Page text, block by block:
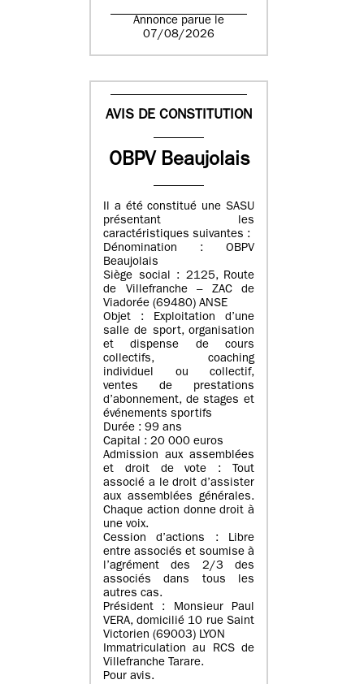
Annonce parue le
07/08/2026
AVIS DE CONSTITUTION
OBPV Beaujolais
Il a été constitué une SASU
présentant les
caractéristiques suivantes :
Dénomination : OBPV
Beaujolais
Siège social : 2125, Route
de Villefranche – ZAC de
Viadorée (69480) ANSE
Objet : Exploitation d’une
salle de sport, organisation
et dispense de cours
collectifs, coaching
individuel ou collectif,
ventes de prestations
d’abonnement, de stages et
événements sportifs
Durée : 99 ans
Capital : 20 000 euros
Admission aux assemblées
et droit de vote : Tout
associé a le droit d’assister
aux assemblées générales.
Chaque action donne droit à
une voix.
Cession d’actions : Libre
entre associés et soumise à
l’agrément des 2/3 des
associés dans tous les
autres cas.
Président : Monsieur Paul
VERA, domicilié 10 rue Saint
Victorien (69003) LYON
Immatriculation au RCS de
Villefranche Tarare.
Pour avis.